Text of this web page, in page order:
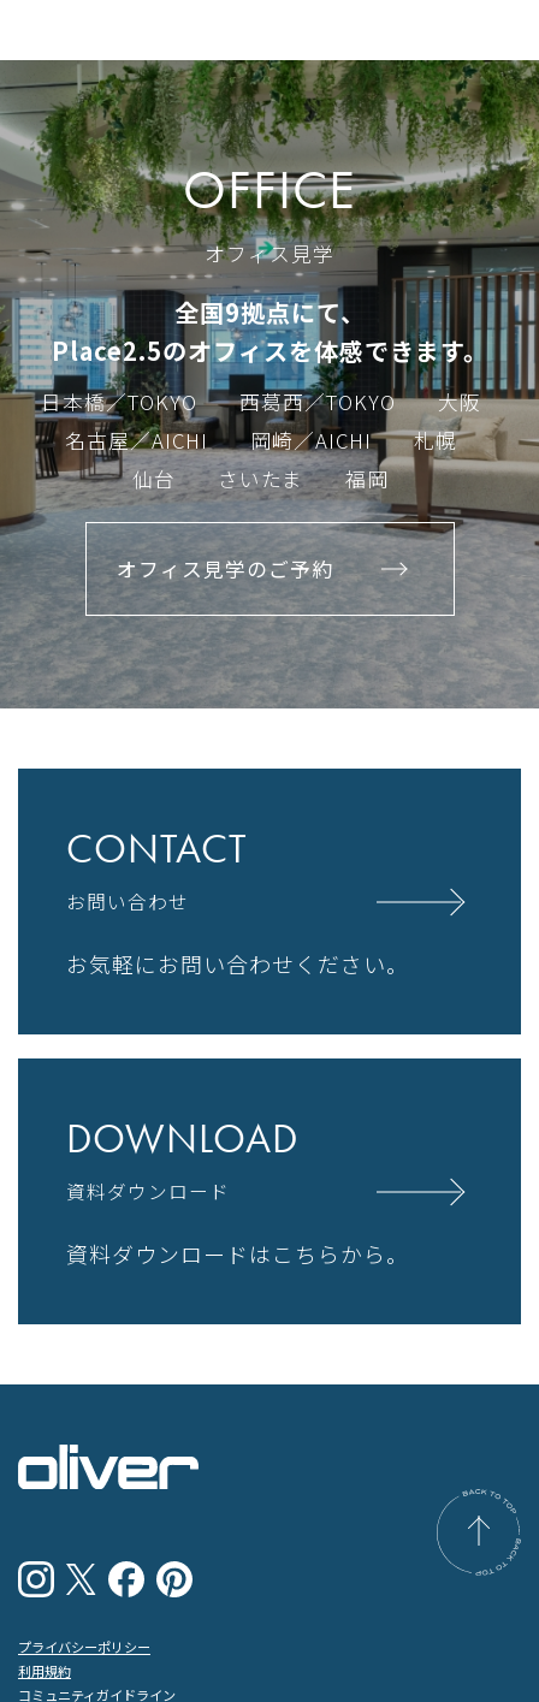
OFFICE
オフィス見学
全国9拠点にて、
Place2.5のオフィスを体感できます。
日本橋／TOKYO 西葛西／TOKYO
大阪
名古屋／AICHI
岡崎／AICHI
札幌
仙台
さいたま 福岡
オフィス見学のご予約
CONTACT
お問い合わせ
お気軽にお問い合わせください。
DOWNLOAD
資料ダウンロード
資料ダウンロードはこちらから。
プライバシーポリシー
利用規約
コミュニティガイドライン